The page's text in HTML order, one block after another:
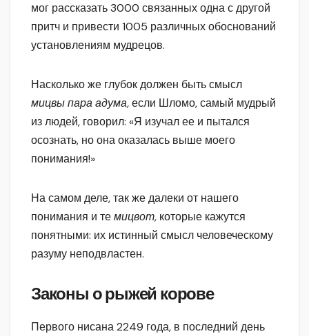
мог рассказать 3000 связанных одна с другой
притч и привести 1005 различных обоснований
установлениям мудрецов.
Насколько же глубок должен быть смысл
мицвы пара адума,если Шломо, самый мудрый
из людей, говорил: «Я изучал ее и пытался
осознать, но она оказалась выше моего
понимания!»
На самом деле, так же далеки от нашего
понимания и темицвот, которые кажутся
понятными: их истинный смысл человеческому
разуму неподвластен.
Законы о рыжей корове
Первого нисана 2249 года, в последний день